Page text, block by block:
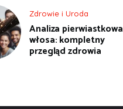
Zdrowie i Uroda
Analiza pierwiastkowa
włosa: kompletny
przegląd zdrowia